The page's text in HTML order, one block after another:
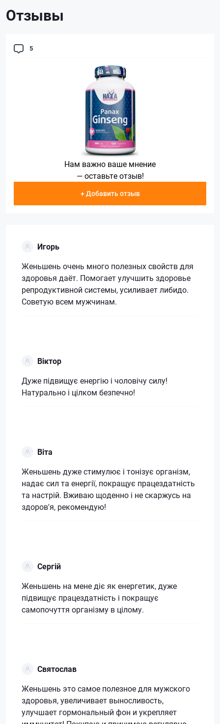
Отзывы
5
Нам важно ваше мнение
— оставьте отзыв!
+ Добавить отзыв
Игорь
Женьшень очень много полезных свойств для
здоровья даёт. Помогает улучшить здоровье
репродуктивной системы, усиливает либидо.
Советую всем мужчинам.
Віктор
Дуже підвищує енергію і чоловічу силу!
Натурально і цілком безпечно!
Віта
Женьшень дуже стимулює і тонізує організм,
надає сил та енергії, покращує працездатність
та настрій. Вживаю щоденно і не скаржусь на
здоров'я, рекомендую!
Сергій
Женьшень на мене діє як енергетик, дуже
підвищує працездатність і покращує
самопочуття організму в цілому.
Святослав
Женьшень это самое полезное для мужского
здоровья, увеличивает выносливость,
улучшает гормональный фон и укрепляет